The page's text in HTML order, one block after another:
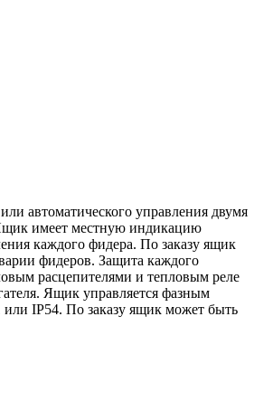
автоматического управления двумя
имеет местную индикацию
каждого фидера. По заказу ящик
фидеров. Защита каждого
расцепителями и тепловым реле
Ящик управляется фазным
IP54. По заказу ящик может быть